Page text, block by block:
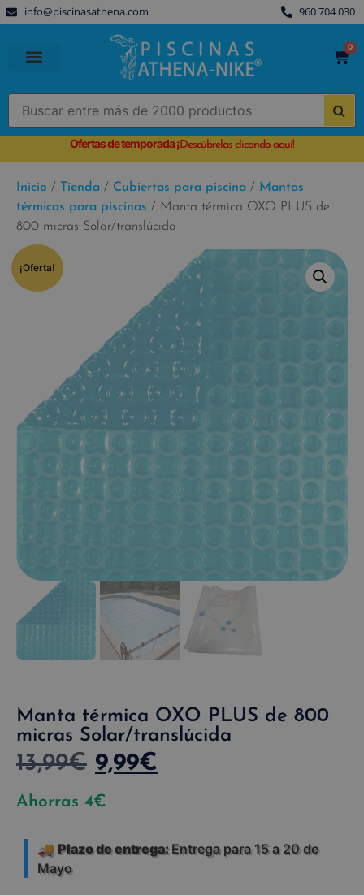
info@piscinasathena.com 960 704 030
0
Ofertas de temporada¡Descúbrelas clicando aquí!
Inicio / Tienda / Cubiertas para piscina / Mantas
térmicas para piscinas / Manta térmica OXO PLUS de
800 micras Solar/translúcida
¡Oferta!
Manta térmica OXO PLUS de 800
micras Solar/translúcida
13,99€ 9,99€
Ahorras 4€
🚚 Plazo de entrega:Entrega para 15 a 20 de
Mayo